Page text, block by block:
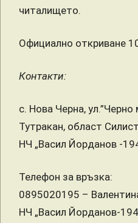
читалището.
Официално откриване
Контакти:
с. Нова Черна,
Тутракан, област
НЧ „Васил Йорданов -
Телефон за връзка:
0895020195 –
НЧ „Васил Йорданов-